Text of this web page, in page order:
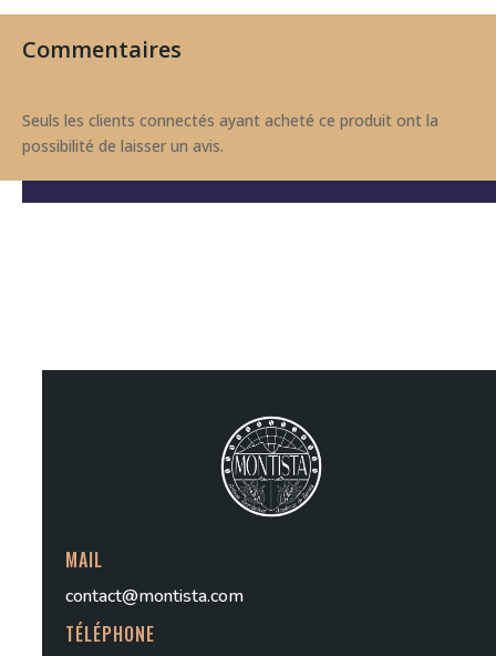
Commentaires
Seuls les clients connectés ayant acheté ce produit ont la
possibilité de laisser un avis.
MAIL
contact@montista.com
TÉLÉPHONE